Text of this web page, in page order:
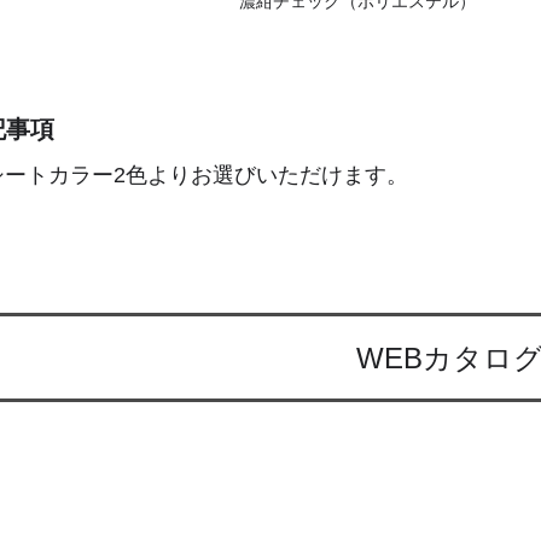
事項
トカラー2色よりお選びいただけます。
WEBカタロ